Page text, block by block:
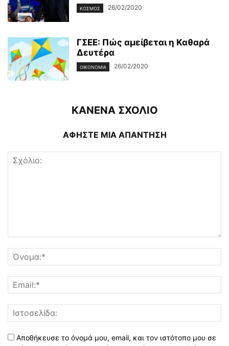
ΚΌΣΜΟΣ 26/02/2020
ΓΣΕΕ: Πώς αμείβεται η Καθαρά
Δευτέρα
ΟΙΚΟΝΟΜΊΑ 26/02/2020
ΚΑΝΕΝΑ ΣΧΟΛΙΟ
ΑΦΗΣΤΕ ΜΙΑ ΑΠΑΝΤΗΣΗ
Αποθήκευσε το όνομά μου, email, και τον ιστότοπο μου σε